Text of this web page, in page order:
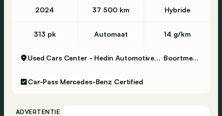
2024 37 500 km Hybride
313 pk Automaat 14 g/km
Used Cars Center - Hedin Automotive Boortmeerbeek Boortmeerbeek
Car-Pass Mercedes-Benz Certified
ADVERTENTIE